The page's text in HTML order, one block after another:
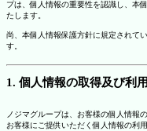
プは、個人情報の重要性を認識し、本
たします。
尚、本個人情報保護方針に規定されて
す。
1. 個人情報の取得及び利
ノジマグループは、お客様の個人情報
お客様にご提供いただく個人情報の利